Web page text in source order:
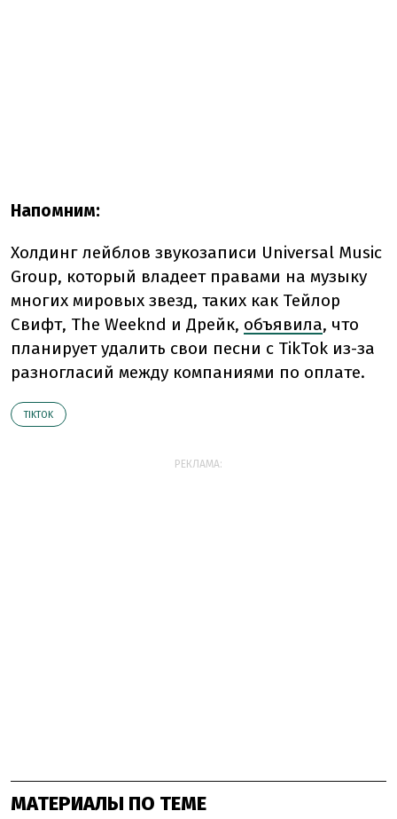
Напомним:
Холдинг лейблов звукозаписи Universal Music
Group, который владеет правами на музыку
многих мировых звезд, таких как Тейлор
Свифт, The Weeknd и Дрейк, объявила, что
планирует удалить свои песни с TikTok из-за
разногласий между компаниями по оплате.
TIKTOK
РЕКЛАМА:
МАТЕРИАЛЫ ПО ТЕМЕ